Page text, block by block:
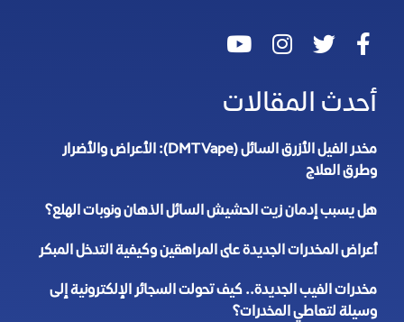
أحدث المقالات
مخدر الفيل الأزرق السائل (DMT Vape): الأعراض والأضرار
وطرق العلاج
هل يسبب إدمان زيت الحشيش السائل الذهان ونوبات الهلع؟
أعراض المخدرات الجديدة على المراهقين وكيفية التدخل المبكر
مخدرات الفيب الجديدة.. كيف تحولت السجائر الإلكترونية إلى
وسيلة لتعاطي المخدرات؟